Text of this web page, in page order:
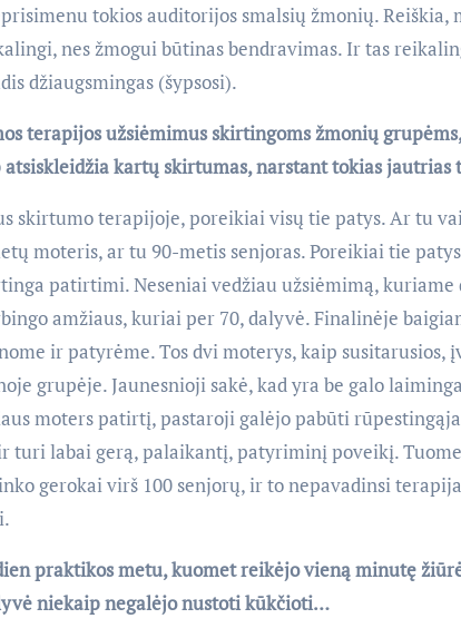
tokios auditorijos smalsių žmonių.
nes žmogui būtinas bendravimas. Ir tas
džiaugsmingas (šypsosi).
terapijos užsiėmimus skirtingoms žmonių
kartų skirtumas, narstant tokias jautrias
skirtumo terapijoje, poreikiai visų tie patys. Ar tu
moteris, ar tu 90-metis senjoras. Poreikiai tie
patirtimi. Neseniai vedžiau užsiėmimą, kuriame
amžiaus, kuriai per 70, dalyvė. Finalinėje
ir patyrėme. Tos dvi moterys, kaip
grupėje. Jaunesnioji sakė, kad yra be galo
moters patirtį, pastaroji galėjo pabūti
turi labai gerą, palaikantį, patyriminį poveikį.
gerokai virš 100 senjorų, ir to nepavadinsi
praktikos metu, kuomet reikėjo vieną minutę
niekaip negalėjo nustoti kūkčioti…